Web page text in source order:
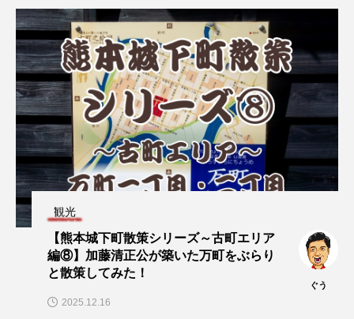
観光
【熊本城下町散策シリーズ～古町エリア
編⑧】加藤清正公が築いた万町をぶらり
と散策してみた！
ぐう
2025.12.16